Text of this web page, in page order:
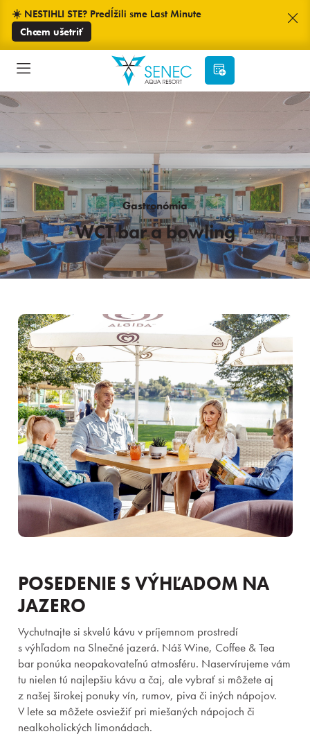
☀️ NESTIHLI STE? Predĺžili sme Last Minute
Chcem ušetriť
Gastronómia
WCT bar a bowling
POSEDENIE S VÝHĽADOM NA
JAZERO
Vychutnajte si skvelú kávu v príjemnom prostredí
s výhľadom na Slnečné jazerá. Náš Wine, Coffee & Tea
bar ponúka neopakovateľnú atmosféru. Naservírujeme vám
tu nielen tú najlepšiu kávu a čaj, ale vybrať si môžete aj
z našej širokej ponuky vín, rumov, piva či iných nápojov.
V lete sa môžete osviežiť pri miešaných nápojoch či
nealkoholických limonádach.